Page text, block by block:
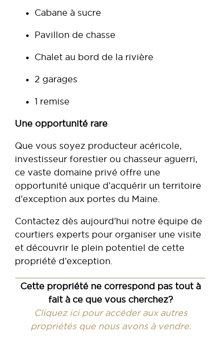
Cabane à sucre
Pavillon de chasse
Chalet au bord de la rivière
2 garages
1 remise
Une opportunité rare
Que vous soyez producteur acéricole,
investisseur forestier ou chasseur aguerri,
ce vaste domaine privé offre une
opportunité unique d’acquérir un territoire
d’exception aux portes du Maine.
Contactez dès aujourd’hui notre équipe de
courtiers experts pour organiser une visite
et découvrir le plein potentiel de cette
propriété d’exception.
Cette propriété ne correspond pas tout à
fait à ce que vous cherchez?
Cliquez ici pour accéder aux autres
propriétés que nous avons à vendre.